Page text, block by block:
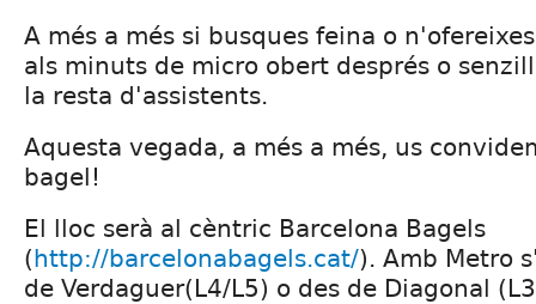
A més a més si busques feina o
als minuts de micro obert després o
la resta d'assistents.
Aquesta vegada, a més a més, us
bagel!
El lloc serà al cèntric Barcelona Bagels
(http://barcelonabagels.cat/). Amb Metro
de Verdaguer(L4/L5) o des de Diagonal